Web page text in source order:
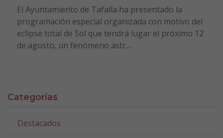
El Ayuntamiento de Tafalla ha presentado la
programación especial organizada con motivo del
eclipse total de Sol que tendrá lugar el próximo 12
de agosto, un fenómeno astr...
Categorías
Destacados